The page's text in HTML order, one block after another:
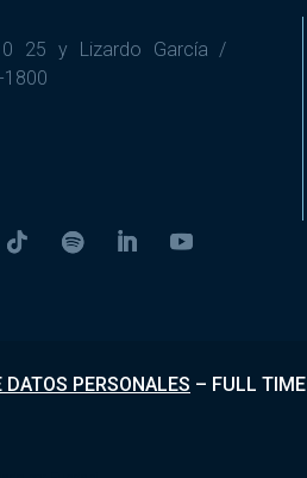
25 y Lizardo García /
1800
PERSONALES – FULL TIME